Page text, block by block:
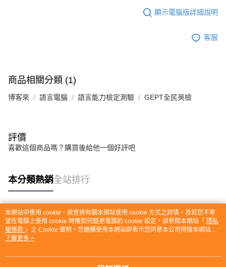
顯示電腦版詳細說明
客服
商品相關分類 (1)
博客來 語言電腦 語言能力檢定測驗 GEPT全民英檢
評價
喜歡這個商品嗎？購買後給他一個好評吧
本分類熱銷全站排行
熱門標籤
本網站中使用 cookie，欲查詢有關本網站使用 cookie 方式之詳情，及若您不希
望在電腦上使用 cookie 時應如何變更電腦的 cookie 設定，請參閱本網站「 隱私
權條款 」之 Cookie 聲明。您繼續使用本網站即表示您同意本公司得按本網站使
用條款之 Cookie 聲明使用 cookie。
了解更多 >